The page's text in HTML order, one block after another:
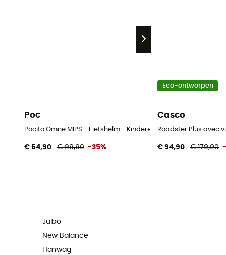
Poc
Pocito Omne MIPS - Fietshelm - Kinderen
€ 64,90 € 99,90 -35%
Eco-ontworpen
Casco
Roadster Plus avec
€ 94,90 € 179,90
Julbo
New Balance
Hanwag